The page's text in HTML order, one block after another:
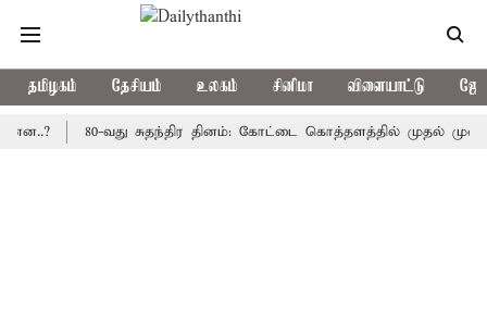
தமிழகம் தேசியம் உலகம் சினிமா விளையாட்டு
80-வது சுதந்திர தினம்: கோட்டை கொத்தளத்தில் முதல் முறையாக